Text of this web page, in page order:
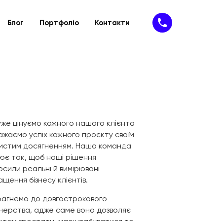
Кібербезпека
Блог Портфоліо Контакти
цінуємо кожного нашого клієнта
успіх кожного проєкту своїм
досягненням. Наша команда
так, щоб наші рішення
реальні й вимірювані
бізнесу клієнтів.
до довгострокового
адже саме воно дозволяє